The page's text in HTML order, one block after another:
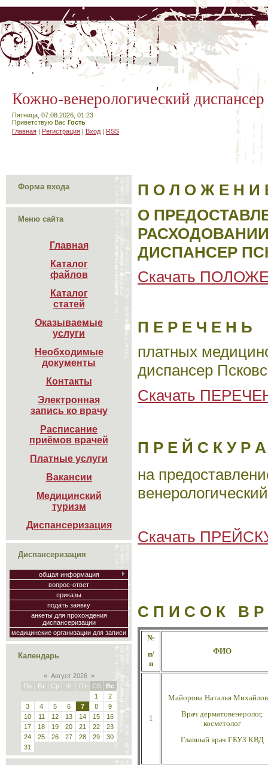
Кожно-венерологический
Пятница, 07.08.2026, 01:23
Приветствую Вас Гость
Главная | Регистрация | Вход | RSS
Форма входа
Меню сайта
Главная
Каталог
файлов
Каталог
статей
Оказываемые
услуги
Необходимые
документы
Контакты
Электронная
запись ко врачу
Расписание
приёмов врачей
Платные услуги
Вакансии
Медицинский
туризм
Диспансеризация
Диспансеризация
общая информация
вопрос-ответ
приказы
подать заявку
анкеты для прохождения
диспансеризации
медицинские организации для записи
Календарь
« Август 2026 »
Пн
Вт Ср Чт Пт Сб
Вс
1
2
3
4 5 6 7 8
9
10
11 12 13 14 15
16
17
18 19 20 21 22
23
24
25 26 27 28 29
30
31
П О Л О Ж Е Н И
О
ДИСПАНСЕР
Скачать
П Е Р Е Ч Е Н Ь
платных
диспансер
Скачать
П Р Е Й С К У Р
на
Скачать
С П И С О К В Р
№
п/
п
ФИО
1
Майорова Наталья
Врач дерматовенеролог,
косметолог
Главный врач ГБУЗ КВД